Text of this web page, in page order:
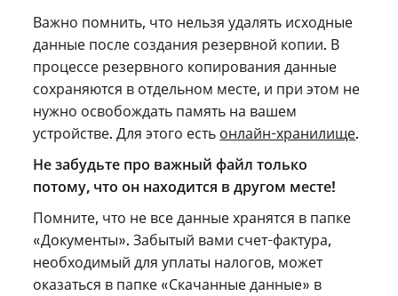
Важно помнить, что нельзя удалять исходные
данные после создания резервной копии. В
процессе резервного копирования данные
сохраняются в отдельном месте, и при этом не
нужно освобождать память на вашем
устройстве. Для этого есть онлайн-хранилище.
Не забудьте про важный файл только
потому, что он находится в другом месте!
Помните, что не все данные хранятся в папке
«Документы». Забытый вами счет-фактура,
необходимый для уплаты налогов, может
оказаться в папке «Скачанные данные» в